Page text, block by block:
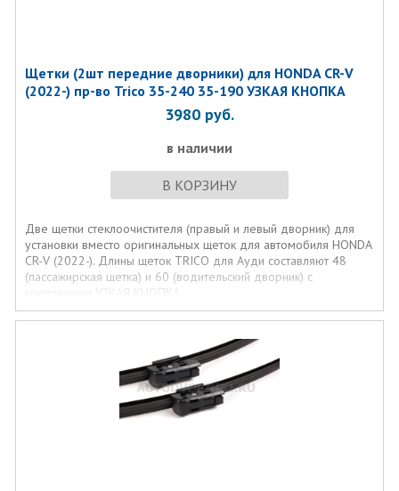
Щетки (2шт передние дворники) для HONDA CR-V
(2022-) пр-во Trico 35-240 35-190 УЗКАЯ КНОПКА
3980 руб.
в наличии
В КОРЗИНУ
Две щетки стеклоочистителя (правый и левый дворник) для
установки вместо оригинальных щеток для автомобиля HONDA
CR-V (2022-). Длины щеток TRICO для Ауди составляют 48
(пассажирская щетка) и 60 (водительский дворник) с
креплением УЗКАЯ КНОПКА.